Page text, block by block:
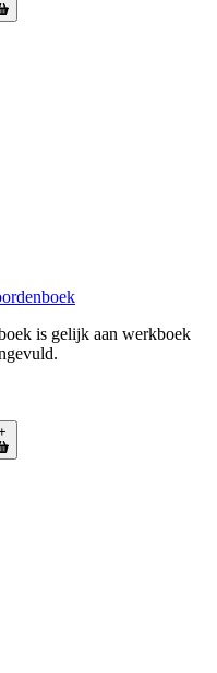
is gelijk aan werkboek